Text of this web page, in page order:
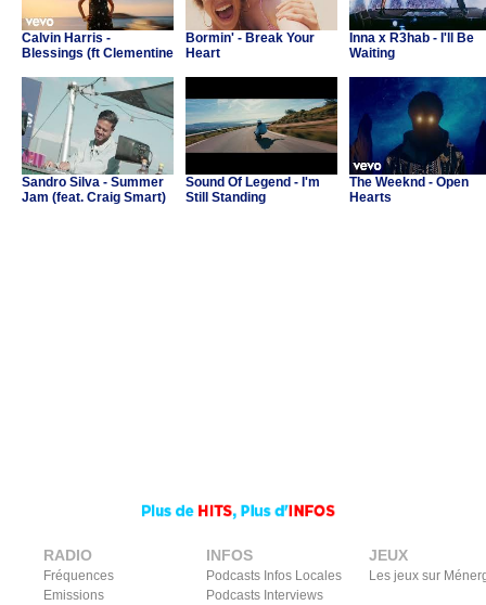
Calvin Harris -
Blessings (ft Clementine
Bormin' - Break Your
Heart
Inna x R3hab - I'll Be
Waiting
Sandro Silva - Summer
Jam (feat. Craig Smart)
Sound Of Legend - I'm
Still Standing
The Weeknd - Open
Hearts
RADIO
Fréquences
Emissions
INFOS
Podcasts Infos Locales
Podcasts Interviews
JEUX
Les jeux sur